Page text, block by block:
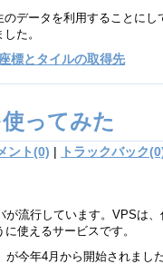
データを利用することにし
た。
標とタイルの取得先
ってみた
ント(0) | トラックバック
流行しています。VPSは
使えるサービスです。
今年4月から開始されまし